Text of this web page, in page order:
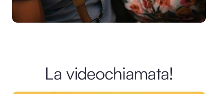
La videochiamata!